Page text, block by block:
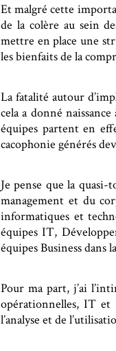
Et malgré cette
de la colère au sein
mettre en place une
les bienfaits de la
La fatalité autour
cela a donné
équipes partent en
cacophonie générés
Je pense que la
management et du
informatiques et
équipes IT,
équipes Business dans
Pour ma part, j’ai
opérationnelles, IT et
l’analyse et de